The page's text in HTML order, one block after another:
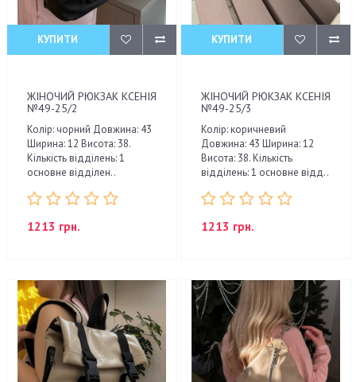
КУПИТИ
ЖІНОЧИЙ РЮКЗАК КСЕНІЯ
№49-25/2
Колір: чорний Довжина: 43
Ширина: 12 Висота: 38.
Кількість відділень: 1
основне відділен..
1213 грн.
КУПИТИ
ЖІНОЧИЙ РЮКЗАК КСЕНІЯ
№49-25/3
Колір: коричневий
Довжина: 43 Ширина: 12
Висота: 38. Кількість
відділень: 1 основне відд..
1213 грн.